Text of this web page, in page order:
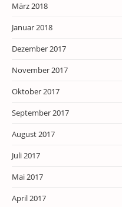
März 2018
Januar 2018
Dezember 2017
November 2017
Oktober 2017
September 2017
August 2017
Juli 2017
Mai 2017
April 2017